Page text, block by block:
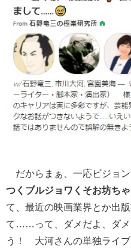
だからまぁ、一応ビジョン
つくブルジョワくそお坊ちゃ
て、最近の映画業界とか出
て……って、ダメだよ、ダメ
う！ 大河さんの単独ライ